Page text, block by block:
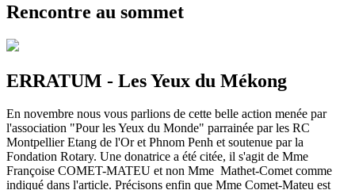
Rencontre au sommet
ERRATUM - Les Yeux du Mékong
En novembre nous vous parlions de cette belle action menée par
l'association "Pour les Yeux du Monde" parrainée par les RC
Montpellier Etang de l'Or et Phnom Penh et soutenue par la
Fondation Rotary. Une donatrice a été citée, il s'agit de Mme
Françoise COMET-MATEU et non Mme Mathet-Comet comme
indiqué dans l'article. Précisons enfin que Mme Comet-Mateu est